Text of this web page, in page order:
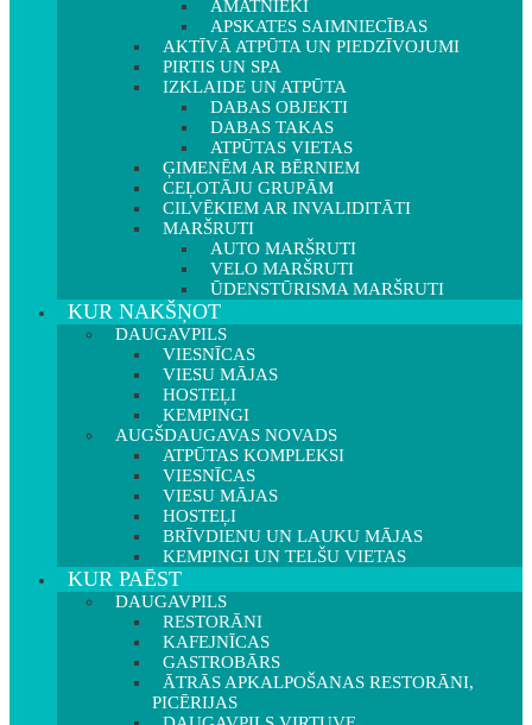
AMATNIEKI
APSKATES SAIMNIECĪBAS
AKTĪVĀ ATPŪTA UN PIEDZĪVOJUMI
PIRTIS UN SPA
IZKLAIDE UN ATPŪTA
DABAS OBJEKTI
DABAS TAKAS
ATPŪTAS VIETAS
ĢIMENĒM AR BĒRNIEM
CEĻOTĀJU GRUPĀM
CILVĒKIEM AR INVALIDITĀTI
MARŠRUTI
AUTO MARŠRUTI
VELO MARŠRUTI
ŪDENSTŪRISMA MARŠRUTI
KUR NAKŠŅOT
DAUGAVPILS
VIESNĪCAS
VIESU MĀJAS
HOSTEĻI
KEMPINGI
AUGŠDAUGAVAS NOVADS
ATPŪTAS KOMPLEKSI
VIESNĪCAS
VIESU MĀJAS
HOSTEĻI
BRĪVDIENU UN LAUKU MĀJAS
KEMPINGI UN TELŠU VIETAS
KUR PAĒST
DAUGAVPILS
RESTORĀNI
KAFEJNĪCAS
GASTROBĀRS
ĀTRĀS APKALPOŠANAS RESTORĀNI,
PICĒRIJAS